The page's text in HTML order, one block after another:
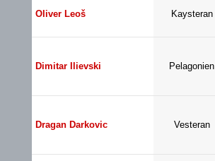
Oliver Leoš Kaysteran
Dimitar Ilievski Pelagonien
Dragan Darkovic Vesteran